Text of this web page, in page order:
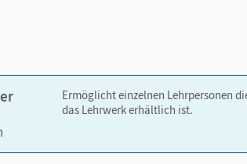
als PDF
auf lernen.cornelsen.de oder über
Ermöglicht einzelnen Lehrpersonen
das Lehrwerk erhältlich ist.